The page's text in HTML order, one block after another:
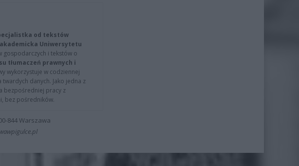
od tekstów
akademicka Uniwersytetu
gospodarczych i tekstów o
tłumaczeń prawnych i
wykorzystuje w codziennej
danych. Jako jedna z
bezpośredniej pracy z
bez pośredników.
844 Warszawa